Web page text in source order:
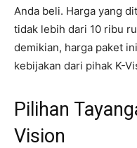
Anda beli. Harga yang
tidak lebih dari 10 ribu
demikian, harga paket
kebijakan dari pihak K-
Pilihan
Vision